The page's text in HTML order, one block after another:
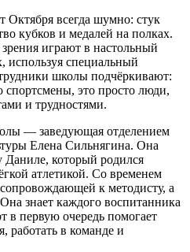
всегда шумно: стук
кубков и медалей на полках.
играют в настольный
используя специальный
школы подчёркивают:
это просто люди,
и трудностями.
— заведующая отделением
Елена Сильнягина. Она
Даниле, который родился
атлетикой. Со временем
к методисту, а
знает каждого воспитанника
в первую очередь помогает
работать в команде и